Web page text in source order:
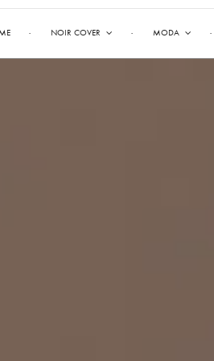
NOIR COVER MODA